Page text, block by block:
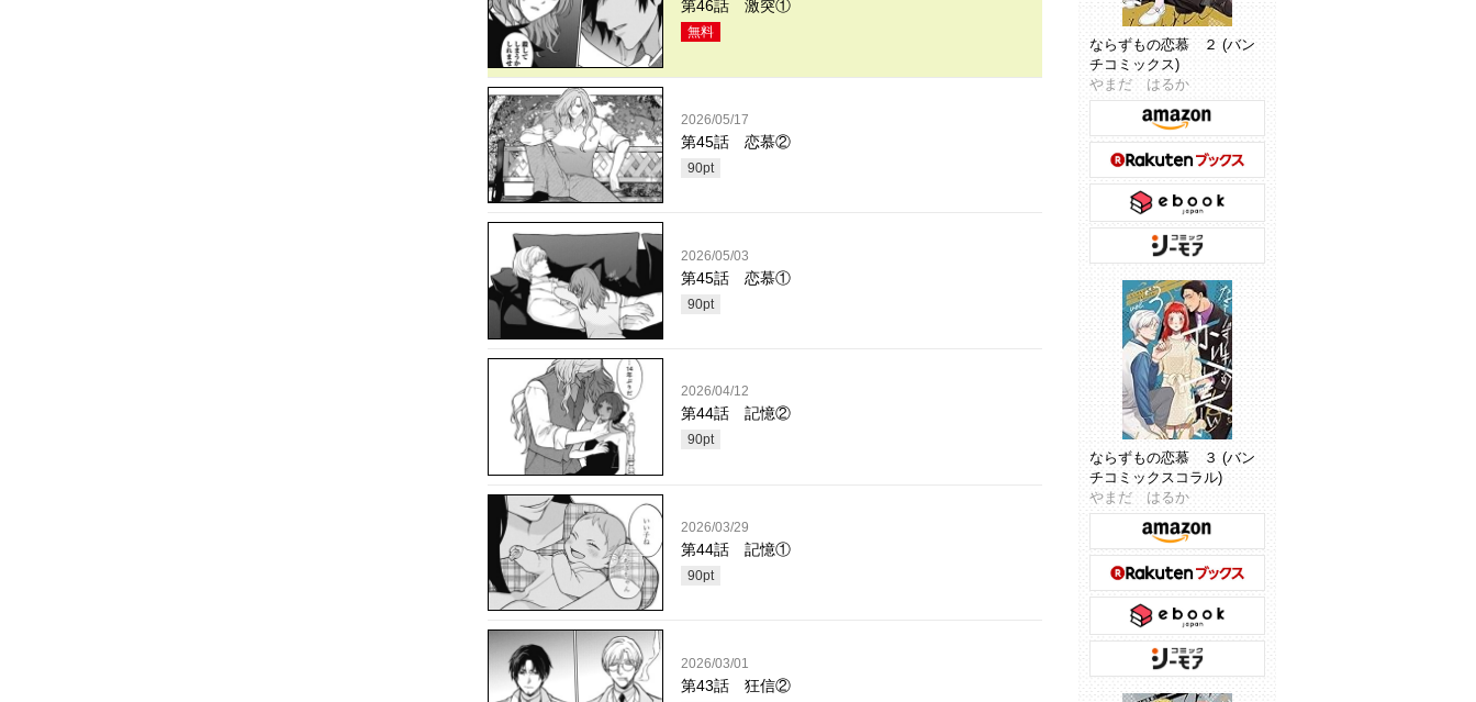
第46話 激突①
無料
2026/05/17
第45話 恋慕②
90pt
2026/05/03
第45話 恋慕①
90pt
2026/04/12
第44話 記憶②
90pt
2026/03/29
第44話 記憶①
90pt
2026/03/01
第43話 狂信②
ならずもの恋慕 ２ (バン
チコミックス)
やまだ はるか
ならずもの恋慕 ３ (バン
チコミックスコラル)
やまだ はるか